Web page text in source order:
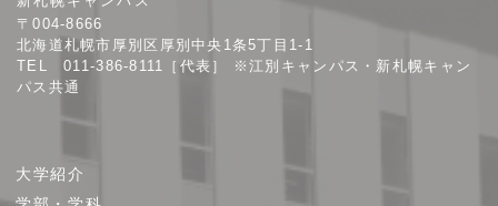
学
〒004-8666
北海道札幌市厚別区厚別中央1条5丁目1-1
TEL 011-386-8111［代表］ ※江別キャンパス・新札幌キャン
パス共通
大学紹介